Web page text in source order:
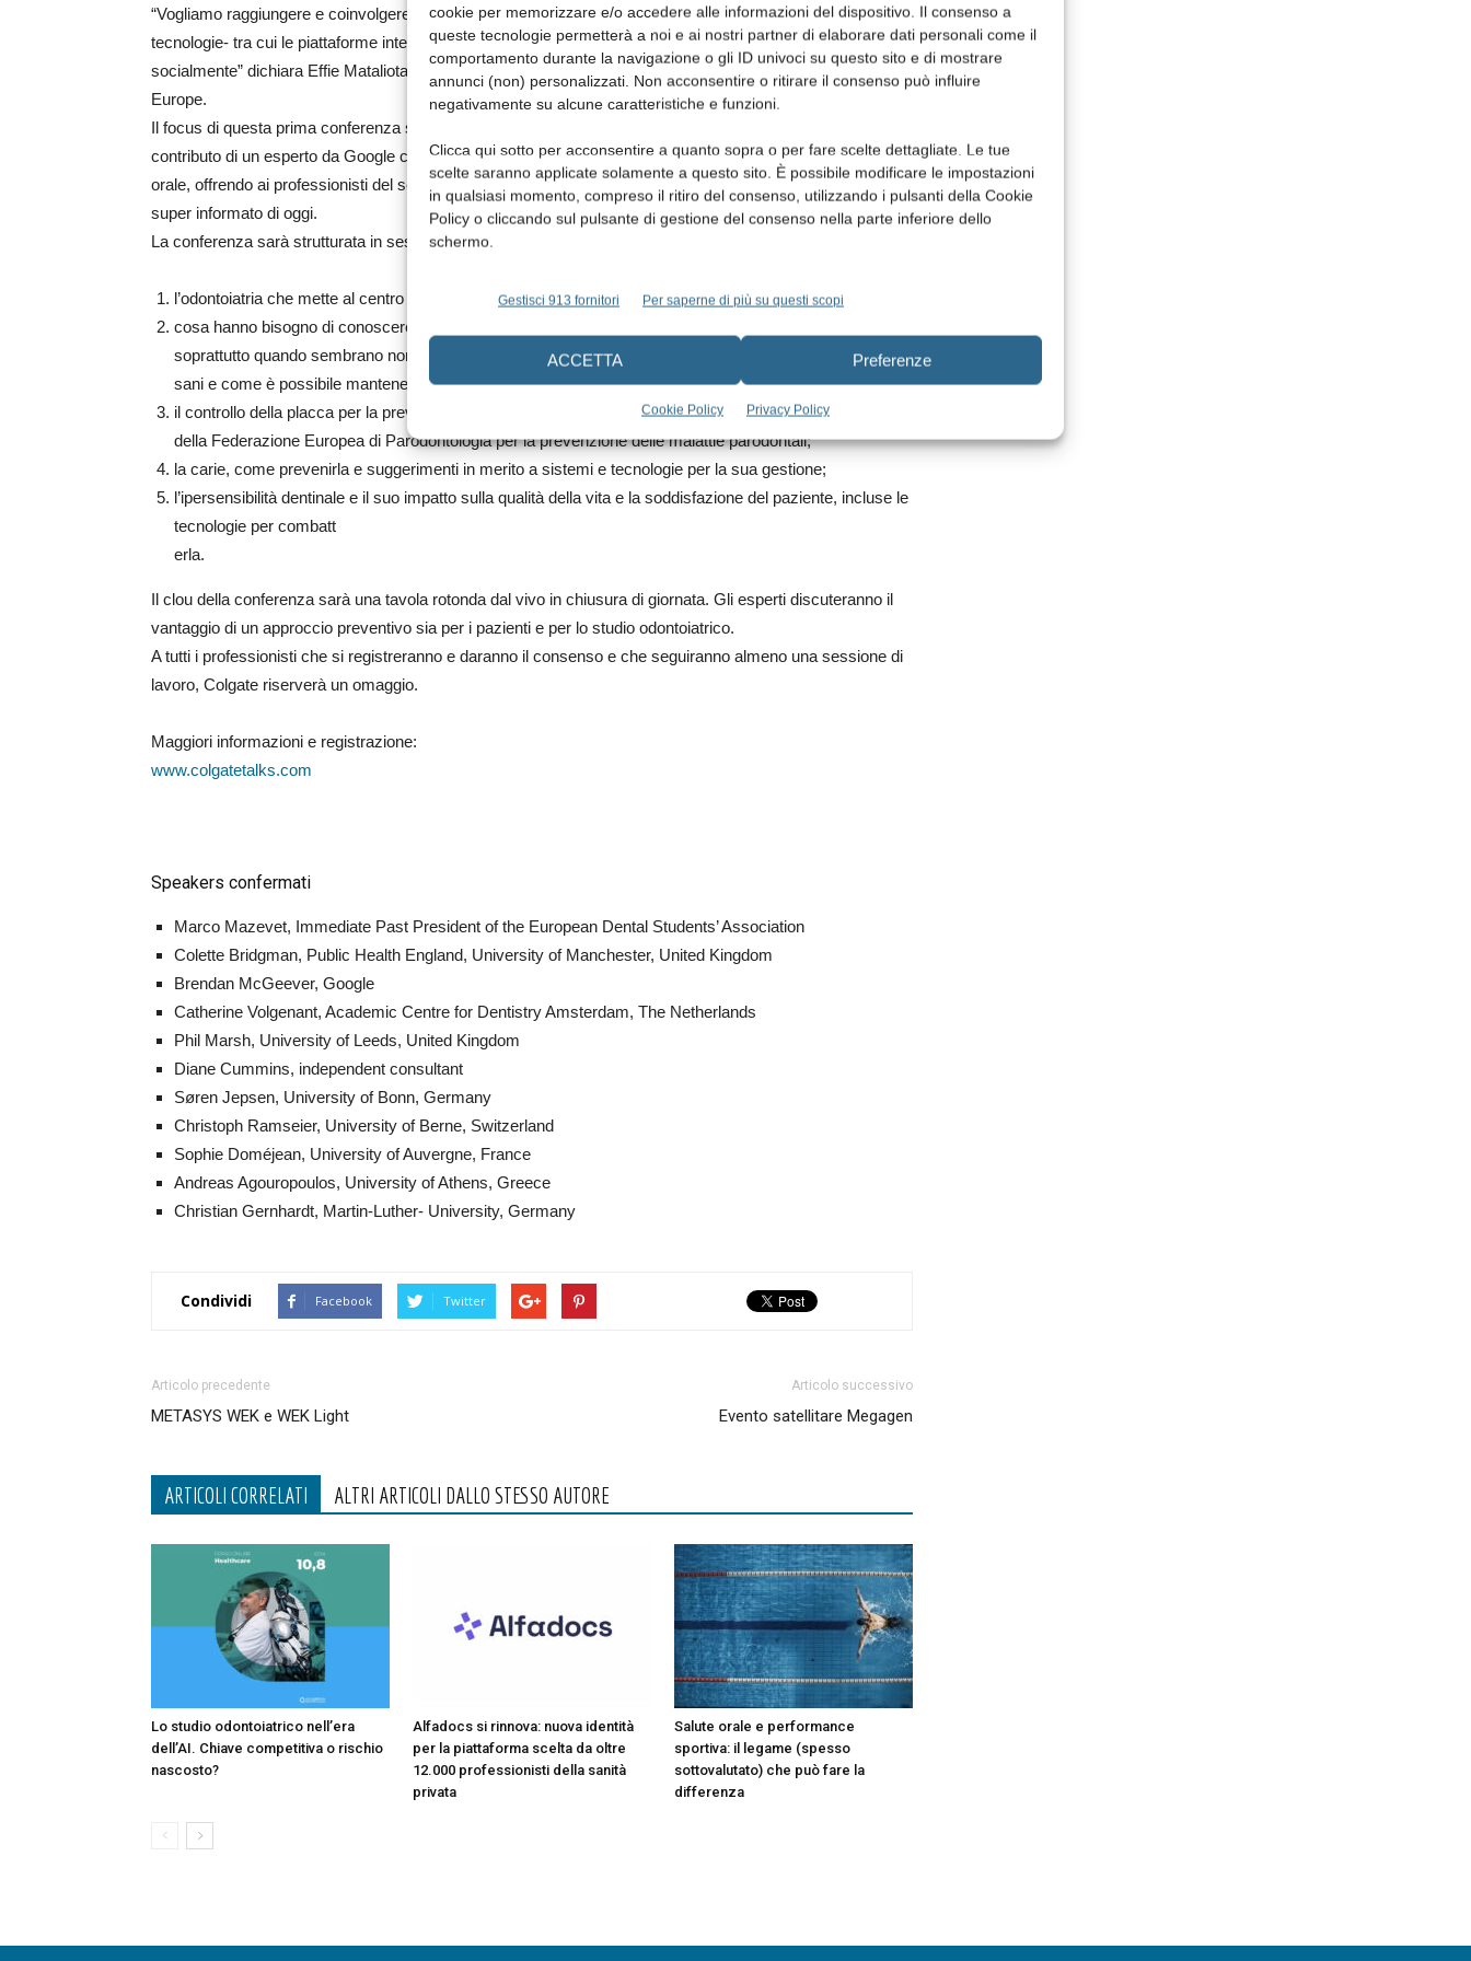
cookie per memorizzare e/o accedere alle informazioni del dispositivo. Il consenso a
queste tecnologie permetterà a noi e ai nostri partner di elaborare dati personali come il
comportamento durante la navigazione o gli ID univoci su questo sito e di mostrare
annunci (non) personalizzati. Non acconsentire o ritirare il consenso può influire
negativamente su alcune caratteristiche e funzioni.
Clicca qui sotto per acconsentire a quanto sopra o per fare scelte dettagliate. Le tue
scelte saranno applicate solamente a questo sito. È possibile modificare le impostazioni
in qualsiasi momento, compreso il ritiro del consenso, utilizzando i pulsanti della Cookie
Policy o cliccando sul pulsante di gestione del consenso nella parte inferiore dello
schermo.
Gestisci 913 fornitori Per saperne di più su questi scopi
ACCETTA Preferenze
Cookie Policy Privacy Policy
“Vogliamo raggiungere e coinvolgere una nuova generazione di professionisti del settore utilizzando nuove
tecnologie- tra cui le piattaforme internazionali che collegano professionisti del settore- professionalmente e
socialmente” dichiara Effie Mataliotaki, External Affairs e Communications Manager di Colgate-Palmolive
Europe.
Il focus di questa prima conferenza sarà l’odontoiatria incentrata sul paziente e ci sarà l’opportunità di un
contributo di un esperto da Google che presenterà le ultime tendenze di ricerca online relative all’igiene
orale, offrendo ai professionisti del settore strumenti utili per affrontare nel migliore dei modi il paziente
super informato di oggi.
La conferenza sarà strutturata in sessioni tematiche, questi gli argomenti che saranno affrontati:
l’odontoiatria che mette al centro il paziente per guadagnarne la fiducia;
cosa hanno bisogno di conoscere i professionisti del settore per gestire i pazienti e le loro esigenze,
soprattutto quando sembrano non avere particolari problemi? Quindi di cosa hanno bisogno i pazienti
sani e come è possibile mantenere un biofilm sano e equilibrato;
il controllo della placca per la prevenzione delle parodontiti, partendo dalla revisione di recenti linee guida
della Federazione Europea di Parodontologia per la prevenzione delle malattie parodontali;
la carie, come prevenirla e suggerimenti in merito a sistemi e tecnologie per la sua gestione;
l’ipersensibilità dentinale e il suo impatto sulla qualità della vita e la soddisfazione del paziente, incluse le
tecnologie per combatt
erla.
Il clou della conferenza sarà una tavola rotonda dal vivo in chiusura di giornata. Gli esperti discuteranno il
vantaggio di un approccio preventivo sia per i pazienti e per lo studio odontoiatrico.
A tutti i professionisti che si registreranno e daranno il consenso e che seguiranno almeno una sessione di
lavoro, Colgate riserverà un omaggio.
Maggiori informazioni e registrazione:
www.colgatetalks.com
Speakers confermati
Marco Mazevet, Immediate Past President of the European Dental Students’ Association
Colette Bridgman, Public Health England, University of Manchester, United Kingdom
Brendan McGeever, Google
Catherine Volgenant, Academic Centre for Dentistry Amsterdam, The Netherlands
Phil Marsh, University of Leeds, United Kingdom
Diane Cummins, independent consultant
Søren Jepsen, University of Bonn, Germany
Christoph Ramseier, University of Berne, Switzerland
Sophie Doméjean, University of Auvergne, France
Andreas Agouropoulos, University of Athens, Greece
Christian Gernhardt, Martin-Luther- University, Germany
Condividi Facebook Twitter
Articolo precedente
METASYS WEK e WEK Light
Articolo successivo
Evento satellitare Megagen
ARTICOLI CORRELATI ALTRI ARTICOLI DALLO STESSO AUTORE
Lo studio odontoiatrico nell’era
dell’AI. Chiave competitiva o rischio
nascosto?
Alfadocs si rinnova: nuova identità
per la piattaforma scelta da oltre
12.000 professionisti della sanità
privata
Salute orale e performance
sportiva: il legame (spesso
sottovalutato) che può fare la
differenza